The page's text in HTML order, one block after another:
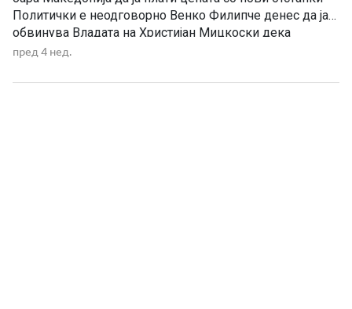
Политички е неодговорно Венко Филипче денес да ја
обвинува Владата на Христијан Мицкоски дека
Македонија не напредува кон Европската Унија, кога
СДС го прифати таканаречениот француски предлог
пред 4 нед.